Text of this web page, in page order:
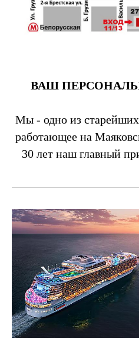
ВАШ
Мы - одно из
работающее на
30 лет наш главный